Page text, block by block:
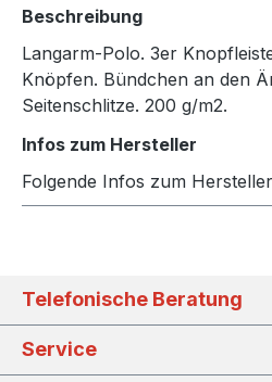
Beschreibung
Langarm-Polo. 3er
Knöpfen. Bündchen an den
Seitenschlitze. 200 g/m2.
Infos zum Hersteller
Folgende Infos zum
Telefonische Beratung
Service